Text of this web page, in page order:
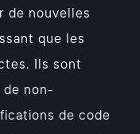
de nouvelles
que les
Ils sont
de non-
de code